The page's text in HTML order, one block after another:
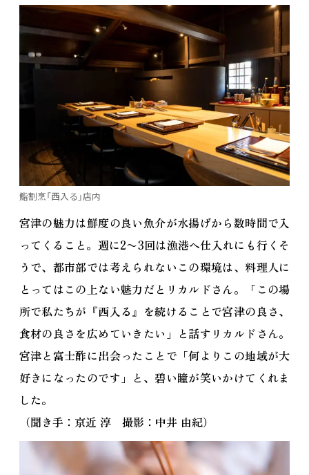
鮨割烹「西入る」店内
宮津の魅力は鮮度の良い魚介が水揚げから数時間で入
ってくること。週に2〜3回は漁港へ仕入れにも行くそ
うで、都市部では考えられないこの環境は、料理人に
とってはこの上ない魅力だとリカルドさん。「この場
所で私たちが『西入る』を続けることで宮津の良さ、
食材の良さを広めていきたい」と話すリカルドさん。
宮津と富士酢に出会ったことで「何よりこの地域が大
好きになったのです」と、碧い瞳が笑いかけてくれま
した。
（聞き手：京近 淳 撮影：中井 由紀）